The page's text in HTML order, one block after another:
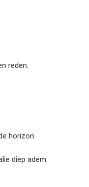
reden.
horizon.
diep adem.